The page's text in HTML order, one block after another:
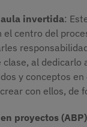
invertida:
el centro del
al
y conceptos
con ellos, de
proyectos (ABP)